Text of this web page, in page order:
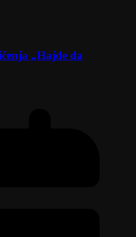
„Hajde da